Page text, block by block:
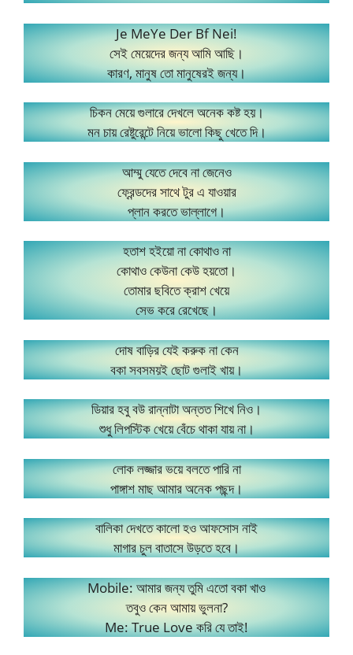
Je MeYe Der Bf Nei!
সেই মেয়েদের জন্য আমি আছি।
কারণ, মানুষ তো মানুষেরই জন্য।
চিকন মেয়ে গুলারে দেখলে অনেক কষ্ট হয়।
মন চায় রেষ্টুরেন্টে নিয়ে ভালো কিছু খেতে দি।
আম্মু যেতে দেবে না জেনেও
ফ্রেন্ডদের সাথে টুর এ যাওয়ার
প্লান করতে ভাল্লাগে।
হতাশ হইয়ো না কোথাও না
কোথাও কেউনা কেউ হয়তো।
তোমার ছবিতে ক্রাশ খেয়ে
সেভ করে রেখেছে।
দোষ বাড়ির যেই করুক না কেন
বকা সবসময়ই ছোট গুলাই খায়।
ডিয়ার হবু বউ রান্নাটা অন্তত শিখে নিও।
শুধু লিপস্টিক খেয়ে বেঁচে থাকা যায় না।
লোক লজ্জার ভয়ে বলতে পারি না
পাঙ্গাশ মাছ আমার অনেক পছন্দ।
বালিকা দেখতে কালো হও আফসোস নাই
মাগার চুল বাতাসে উড়তে হবে।
Mobile: আমার জন্য তুমি এতো বকা খাও
তবুও কেন আমায় ভুলনা?
Me: True Love করি যে তাই!